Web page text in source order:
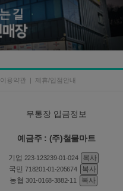
이용약관 | 제휴/입점안내
무통장 입금정보
예금주 : (주)철물마트
기업 223-123239-01-024
복사
국민718201-01-205674
복사
농협301-0168-3882-11 복사